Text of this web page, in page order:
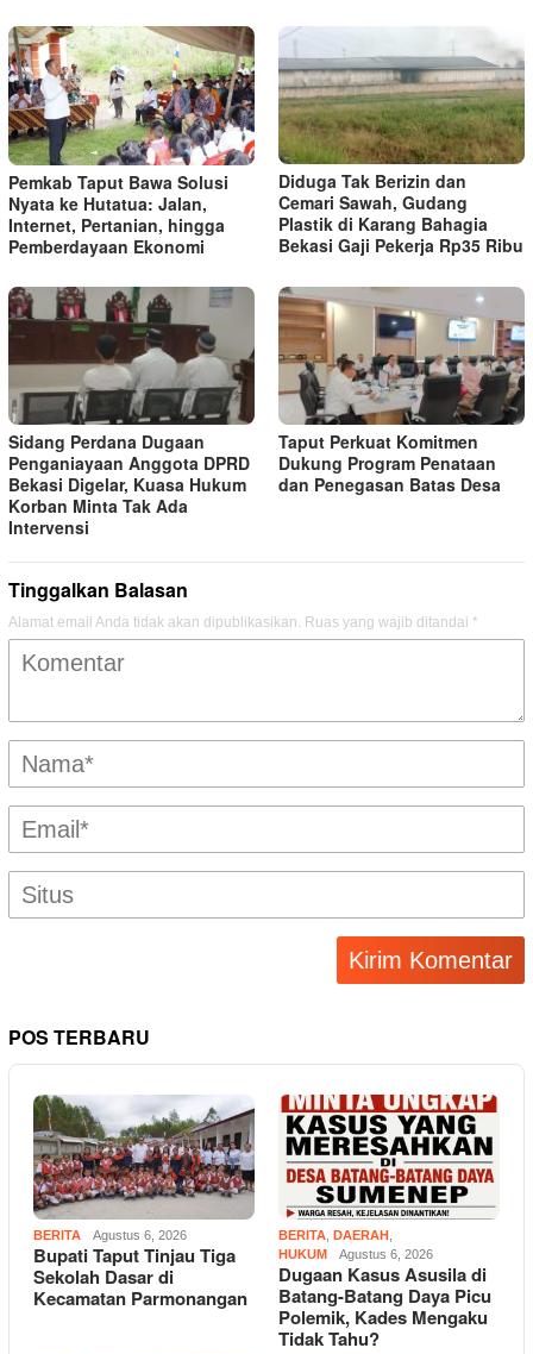
Pemkab Taput Bawa Solusi
Nyata ke Hutatua: Jalan,
Internet, Pertanian, hingga
Pemberdayaan Ekonomi
Diduga Tak Berizin dan
Cemari Sawah, Gudang
Plastik di Karang Bahagia
Bekasi Gaji Pekerja Rp35 Ribu
Sidang Perdana Dugaan
Penganiayaan Anggota DPRD
Bekasi Digelar, Kuasa Hukum
Korban Minta Tak Ada
Intervensi
Taput Perkuat Komitmen
Dukung Program Penataan
dan Penegasan Batas Desa
Tinggalkan Balasan
Alamat email Anda tidak akan dipublikasikan. Ruas yang wajib ditandai *
POS TERBARU
BERITA Agustus 6, 2026
Bupati Taput Tinjau Tiga
Sekolah Dasar di
Kecamatan Parmonangan
BERITA DAERAH
HUKUM
Agustus 6, 2026
Dugaan Kasus Asusila di
Batang-Batang Daya Picu
Polemik, Kades Mengaku
Tidak Tahu?